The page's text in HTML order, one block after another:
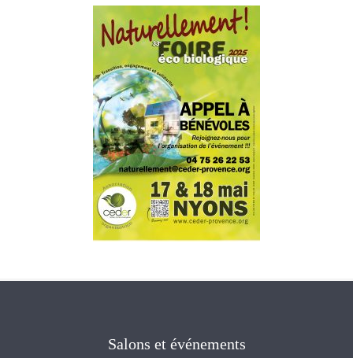
Salons et événements